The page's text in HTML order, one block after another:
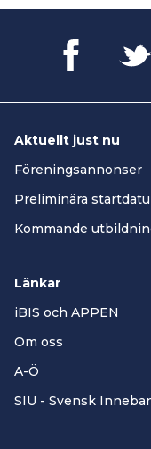
Aktuellt just nu
Föreningsannonser
Preliminära
Kommande
Länkar
iBIS och APPEN
Om oss
A-Ö
SIU - Svensk